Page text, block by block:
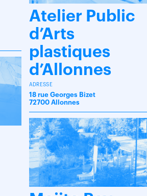
Atelier Public
d’Arts
plastiques
d’Allonnes
ADRESSE
18 rue Georges Bizet
72700 Allonnes